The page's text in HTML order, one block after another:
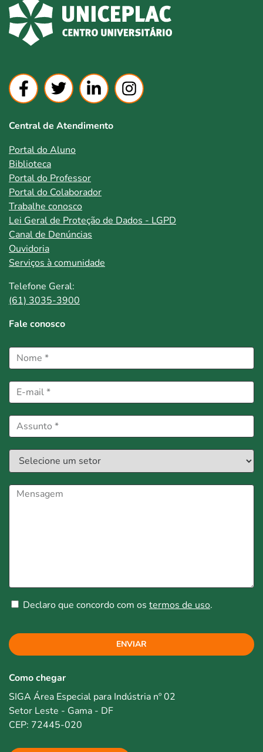
Central de Atendimento
Portal do Aluno
Biblioteca
Portal do Professor
Portal do Colaborador
Trabalhe conosco
Lei Geral de Proteção de Dados - LGPD
Canal de Denúncias
Ouvidoria
Serviços à comunidade
Telefone Geral:
(61) 3035-3900
Fale conosco
Declaro que concordo com os termos de uso.
ENVIAR
Como chegar
SIGA Área Especial para Indústria nº 02
Setor Leste - Gama - DF
CEP: 72445-020